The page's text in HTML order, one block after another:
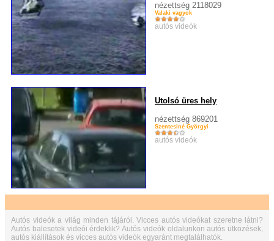
nézettség 2118029
Valaki vagyok
autós videók
Utolsó üres hely
nézettség 869201
Szentesiné Györgyi
autós videók
Autós videók a világ minden tájáról. Vicces autós videókat szeretne látni?
Autós balesetek videói érdeklik? Autós videók oldalunkon autós ütközések,
autós kiállítások és vicces autós videók egyaránt megtalálhatók.